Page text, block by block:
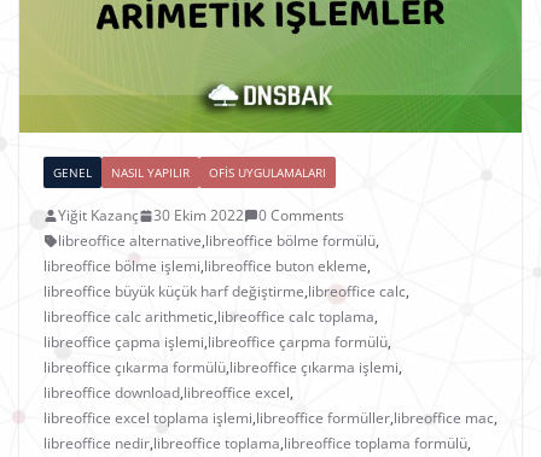
GENEL NASIL YAPILIR OFIS UYGULAMALARI
Yiğit Kazanç 30 Ekim 2022
0 Comments
libreoffice alternative,libreoffice bölme formülü,
libreoffice bölme işlemi,libreoffice buton ekleme,
libreoffice büyük küçük harf değiştirme,libreoffice calc,
libreoffice calc arithmetic,libreoffice calc toplama,
libreoffice çapma işlemi,libreoffice çarpma formülü,
libreoffice çıkarma formülü,libreoffice çıkarma işlemi,
libreoffice download,libreoffice excel,
libreoffice excel toplama işlemi,libreoffice formüller,libreoffice mac,
libreoffice nedir,libreoffice toplama,libreoffice toplama formülü,